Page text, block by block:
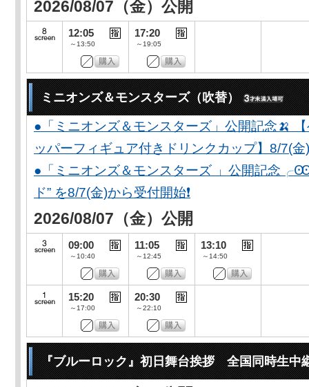
2026/08/07（金）公開
12:05
～13:50
17:20
～19:05
ミニオンズ＆モンスターズ（吹替）
●「ミニオンズ＆モンスターズ」公開記念🍌
ッパーフィギュア付きドリンクカップ】8/7(金
●「ミニオンズ＆モンスターズ 」公開記念
ド” を8/7(金)から受付開始❗️
2026/08/07（金）公開
09:00
～10:40
11:05
～12:45
13:10
～14:50
15:20
～17:00
20:30
～22:10
『ブルーロック』初日舞台挨拶 全国同時生中